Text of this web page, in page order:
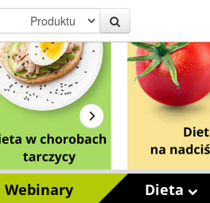
Webinary Dieta